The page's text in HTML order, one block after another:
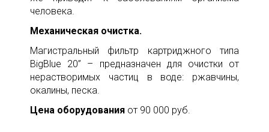
человека.
Механическая очистка.
Магистральный фильтр картриджного типа
BigBlue 20” – предназначен для очистки от
нерастворимых частиц в воде: ржавчины,
окалины, песка.
Цена оборудования от 90 000 руб.